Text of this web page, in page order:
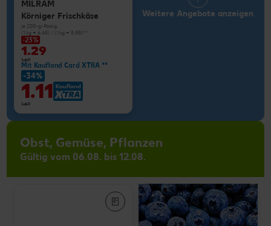
MILRAM
Körniger Frischkäse
je 200-g-Packg.
(1 kg = 6.45) / (1 kg = 5.55)**
-23%
1.29
1.69
Mit Kaufland Card XTRA **
-34%
1.11
1.69
Weitere Angebote anzeigen
Obst, Gemüse, Pflanzen
Gültig vom 06.08. bis 12.08.